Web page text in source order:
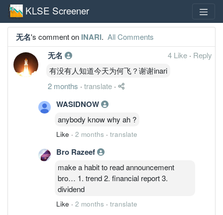
KLSE Screener
无名's comment on INARI. All Comments
无名 4 Like · Reply
有没有人知道今天为何飞？谢谢inari
2 months · translate ·
WASIDNOW
anybody know why ah ?
Like · 2 months · translate
Bro Razeef
make a habit to read announcement
bro… 1. trend 2. financial report 3.
dividend
Like · 2 months · translate